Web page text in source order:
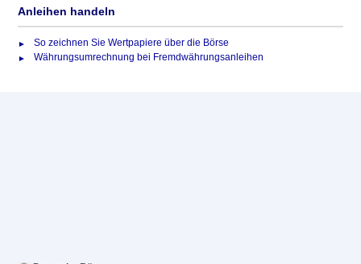
Anleihen handeln
So zeichnen Sie Wertpapiere über die Börse
Währungsumrechnung bei Fremdwährungsanleihen